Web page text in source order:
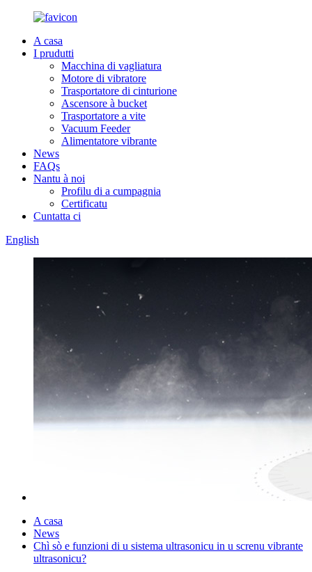
A casa
I prudutti
Macchina di vagliatura
Motore di vibratore
Trasportatore di cinturione
Ascensore à bucket
Trasportatore a vite
Vacuum Feeder
Alimentatore vibrante
News
FAQs
Nantu à noi
Profilu di a cumpagnia
Certificatu
Cuntatta ci
English
A casa
News
Chì sò e funzioni di u sistema ultrasonicu in u screnu vibrante
ultrasonicu?